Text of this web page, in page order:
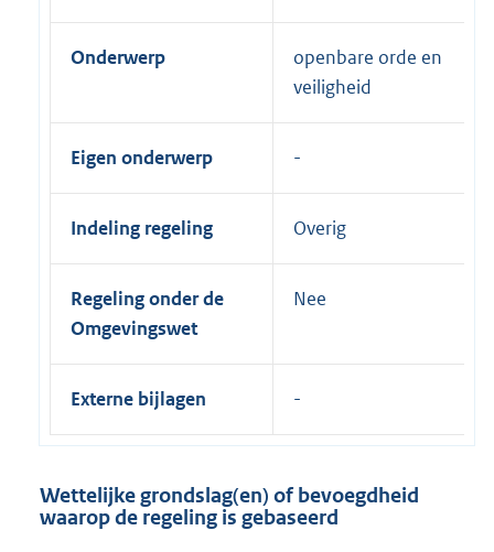
Onderwerp
openbare orde en
veiligheid
Eigen onderwerp
Indeling regeling Overig
Regeling onder de
Omgevingswet
Nee
Externe bijlagen
Wettelijke grondslag(en) of bevoegdheid
waarop de regeling is gebaseerd